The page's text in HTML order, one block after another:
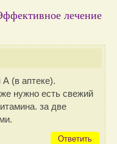
лечение
(в аптеке).
нужно есть свежий
за две
Ответить